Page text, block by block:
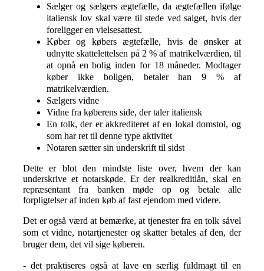
Sælger og sælgers ægtefælle, da ægtefællen ifølge
italiensk lov skal være til stede ved salget, hvis der
foreligger en vielsesattest.
Køber og købers ægtefælle, hvis de ønsker at
udnytte skattelettelsen på 2 % af matrikelværdien, til
at opnå en bolig inden for 18 måneder. Modtager
køber ikke boligen, betaler han 9 % af
matrikelværdien.
Sælgers vidne
Vidne fra køberens side, der taler italiensk
En tolk, der er akkrediteret af en lokal domstol, og
som har ret til denne type aktivitet
Notaren sætter sin underskrift til sidst
Dette er blot den mindste liste over, hvem der kan
underskrive et notarskøde. Er der realkreditlån, skal en
repræsentant fra banken møde op og betale alle
forpligtelser af inden køb af fast ejendom med videre.
Det er også værd at bemærke, at tjenester fra en tolk såvel
som et vidne, notartjenester og skatter betales af den, der
bruger dem, det vil sige køberen.
- det praktiseres også at lave en særlig fuldmagt til en